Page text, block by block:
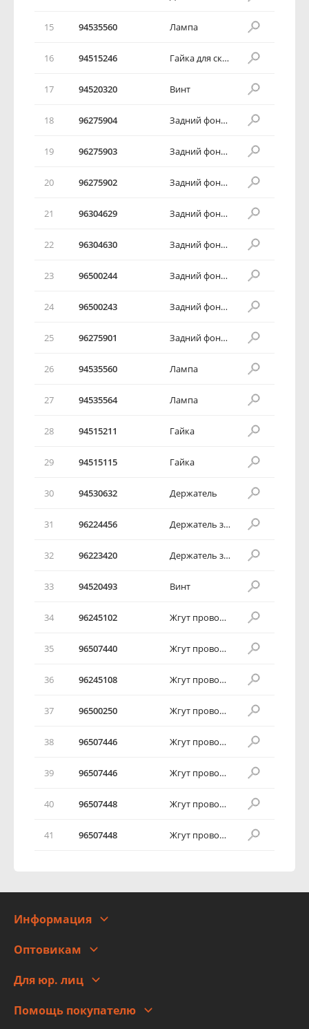
15 94535560 Лампа
16 94515246 Гайка для скоростного закручивания
17 94520320 Винт
18 96275904 Задний фонарь в сборе
19 96275903 Задний фонарь в сборе
20 96275902 Задний фонарь в сборе
21 96304629 Задний фонарь в сборе
22 96304630 Задний фонарь в сборе
23 96500244 Задний фонарь в сборе
24 96500243 Задний фонарь в сборе
25 96275901 Задний фонарь в сборе
26 94535560 Лампа
27 94535564 Лампа
28 94515211 Гайка
29 94515115 Гайка
30 94530632 Держатель
31 96224456 Держатель задних дверей
32 96223420 Держатель задних дверей
33 94520493 Винт
34 96245102 Жгут проводов задних фонарей
35 96507440 Жгут проводов задних фонарей
36 96245108 Жгут проводов задних фонарей
37 96500250 Жгут проводов задних фонарей
38 96507446 Жгут проводов задних фонарей
39 96507446 Жгут проводов задних фонарей
40 96507448 Жгут проводов задних фонарей
41 96507448 Жгут проводов задних фонарей
Информация
Адреса
Новости
Правовая информация
Оптовикам
Для юр. лиц
Помощь покупателю